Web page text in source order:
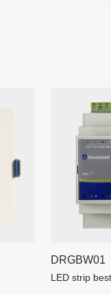
DRGBW01
LED strip